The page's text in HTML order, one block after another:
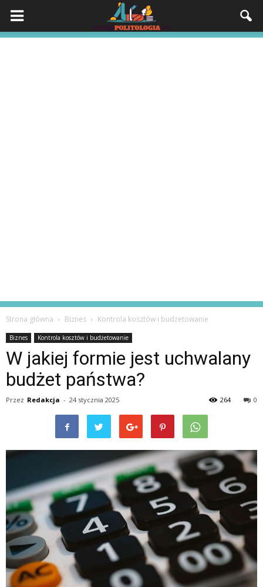
Strona główna Biznes Kontrola kosztów i budżetowanie
Biznes Kontrola kosztów i budżetowanie
W jakiej formie jest uchwalany
budżet państwa?
Przez Redakcja - 24 stycznia 2025 0
264